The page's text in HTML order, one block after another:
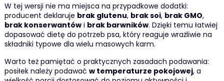
W tej wersji nie ma miejsca na przypadkowe dodatki:
producent deklaruje brak glutenu, brak soi, brak GMO,
brak konserwantówi brak barwników. Dzięki temu łatwiej
dopasować dietę do potrzeb psa, który reaguje wrażliwie na
składniki typowe dla wielu masowych karm.
Warto też pamiętać o praktycznych zasadach podawania:
posiłek należy podawać w temperaturze pokojowej, a